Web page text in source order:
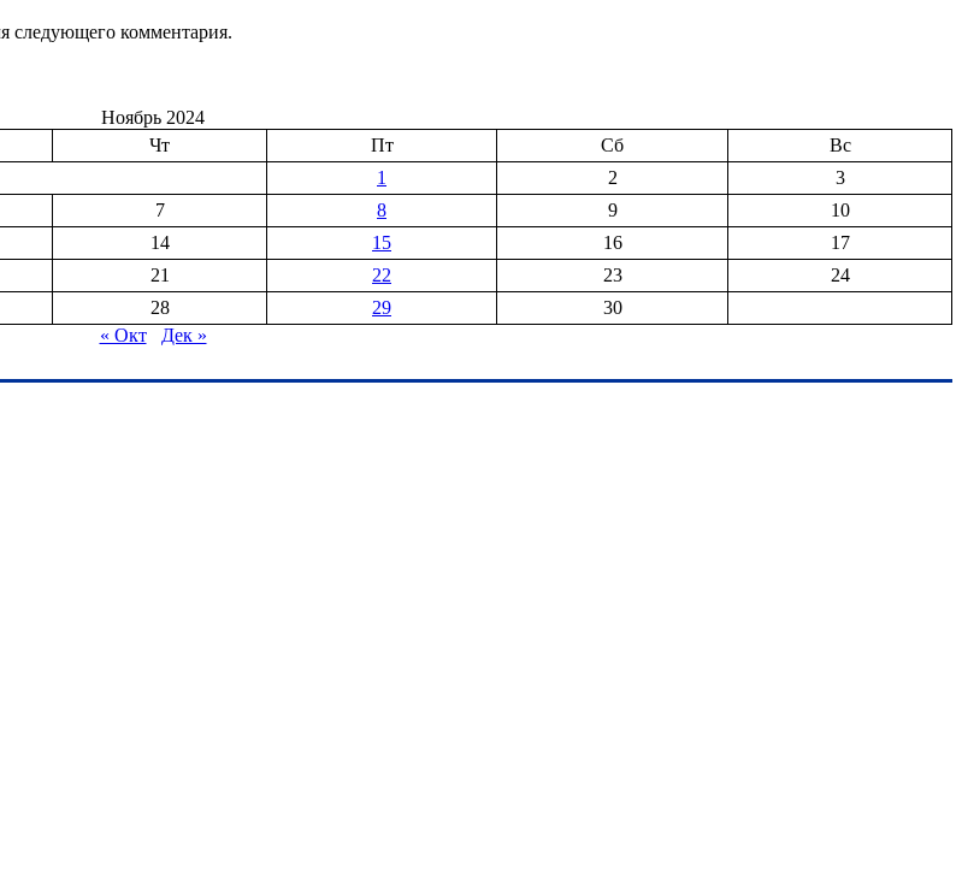
следующего комментария.
Ноябрь 2024
Чт Пт Сб
Вс
1
2
3
7 8 9
10
14 15 16
17
21 22 23
24
28 29
30
« Окт
Дек »